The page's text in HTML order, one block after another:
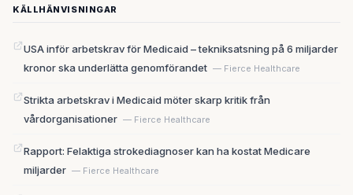
KÄLLHÄNVISNINGAR
USA inför arbetskrav för Medicaid – tekniksatsning på 6 miljarder
kronor ska underlätta genomförandet — Fierce Healthcare
Strikta arbetskrav i Medicaid möter skarp kritik från
vårdorganisationer — Fierce Healthcare
Rapport: Felaktiga strokediagnoser kan ha kostat Medicare
miljarder — Fierce Healthcare